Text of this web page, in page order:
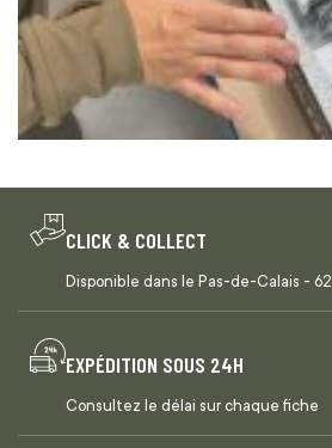
CLICK & COLLECT
Disponible dans le Pas-de-Calais - 62
EXPÉDITION SOUS 24H
Consultez le délai sur chaque fiche